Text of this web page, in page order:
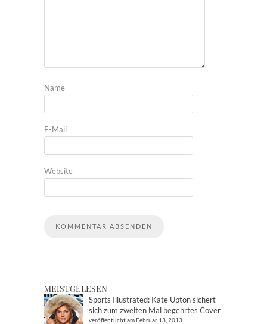
Name
E-Mail
Website
MEISTGELESEN
Sports Illustrated: Kate Upton sichert
sich zum zweiten Mal begehrtes Cover
veröffentlicht am Februar 13, 2013